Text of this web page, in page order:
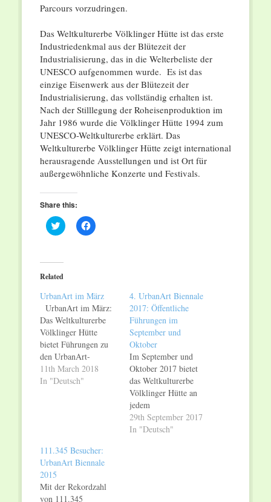
Parcours vorzudringen.
Das Weltkulturerbe Völklinger Hütte ist das erste
Industriedenkmal aus der Blütezeit der
Industrialisierung, das in die Welterbeliste der
UNESCO aufgenommen wurde. Es ist das
einzige Eisenwerk aus der Blütezeit der
Industrialisierung, das vollständig erhalten ist.
Nach der Stilllegung der Roheisenproduktion im
Jahr 1986 wurde die Völklinger Hütte 1994 zum
UNESCO-Weltkulturerbe erklärt. Das
Weltkulturerbe Völklinger Hütte zeigt international
herausragende Ausstellungen und ist Ort für
außergewöhnliche Konzerte und Festivals.
Share this:
Click
to
(Opens
in
new
Click
to
Related
UrbanArt im März
UrbanArt im März:
Das Weltkulturerbe
Völklinger Hütte
bietet Führungen zu
den UrbanArt-
Installationen Das
Weltkulturerbe
"UrbanArt
Biennale®" des
Weltkulturerbes
Völklinger Hütte die
11th March 2018
In "Deutsch"
4. UrbanArt Biennale
2017: Öffentliche
Führungen im
September und
Oktober
Im September und
Oktober 2017 bietet
das Weltkulturerbe
Völklinger Hütte an
jedem
Samstagnachmittag
öffentliche Führungen
29th September 2017
In "Deutsch"
111.345 Besucher:
UrbanArt Biennale
2015
Mit der Rekordzahl
von 111.345